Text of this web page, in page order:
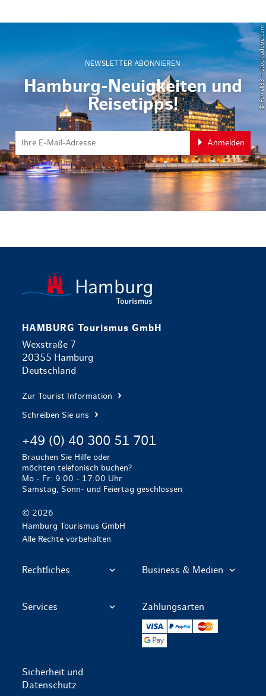
NEWSLETTER ABONNIEREN
Hamburg-Neuigkeiten und
Reisetipps!
Anmelden
© Powell83 – stock.adobe.com
HAMBURG Tourismus GmbH
Wexstraße 7
20355 Hamburg
Deutschland
Zur Tourist Information
Schreiben Sie uns
+49 (0) 40 300 51 701
Brauchen Sie Hilfe oder
möchten telefonisch buchen?
Mo - Fr: 9:00 - 17:00 Uhr
Samstag, Sonn- und Feiertag geschlossen
© 2026
Hamburg Tourismus GmbH
Alle Rechte vorbehalten
Rechtliches Business & Medien
Services Zahlungsarten
VISA PayPal
Sicherheit und
Datenschutz